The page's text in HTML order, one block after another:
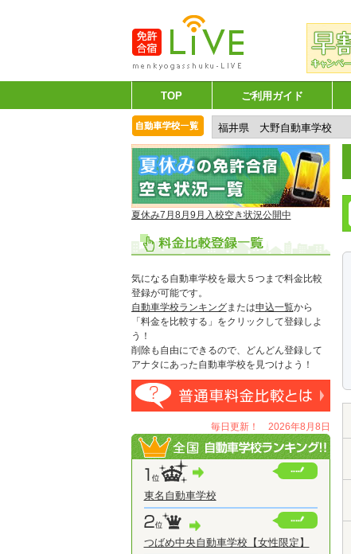
TOP ご利用ガイド
夏休み7月8月9月入校空き状況公開中
気になる自動車学校を最大５つまで料金比較
登録が可能です。
自動車学校ランキングまたは申込一覧から
「料金を比較する」をクリックして登録しよ
う！
削除も自由にできるので、どんどん登録して
アナタにあった自動車学校を見つけよう！
毎日更新！ 2026年8月8日
東名自動車学校
つばめ中央自動車学校【女性限定】